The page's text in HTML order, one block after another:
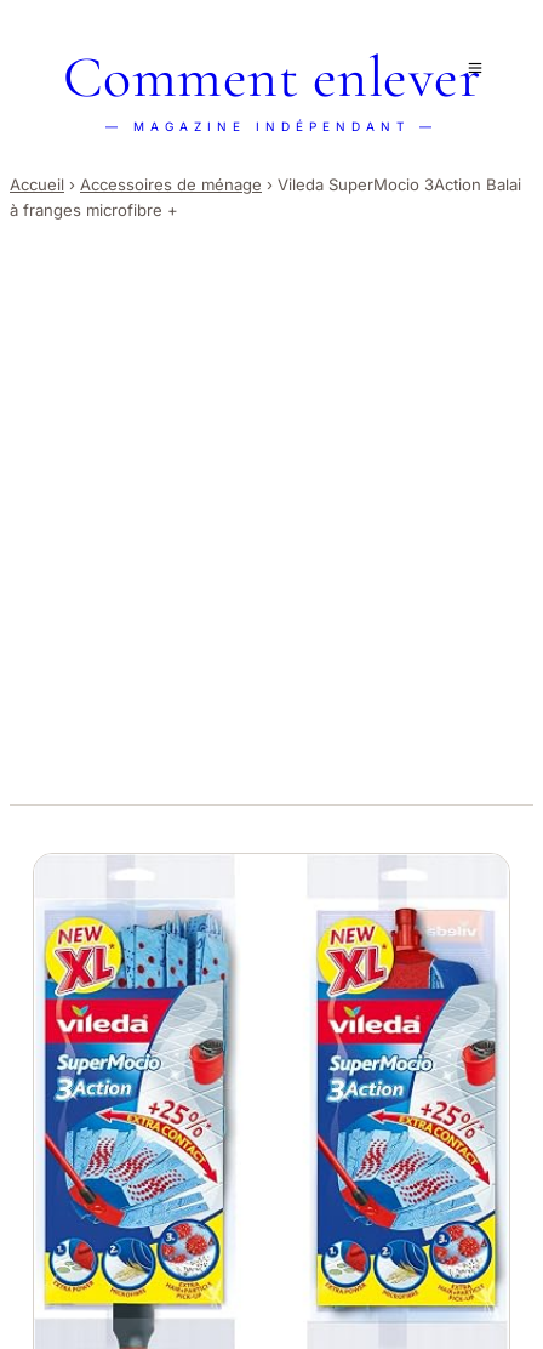
Comment enlever
— MAGAZINE INDÉPENDANT —
Accueil › Accessoires de ménage › Vileda SuperMocio 3Action Balai
à franges microfibre +